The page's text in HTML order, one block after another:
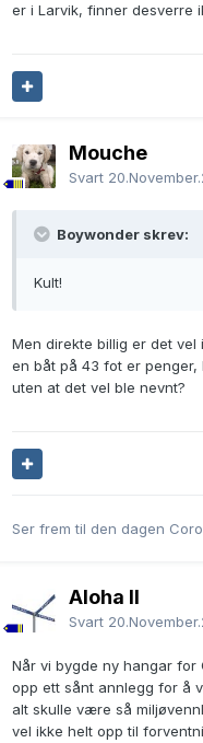
er i Larvik, finner desverre
Mouche
Svart
Boywonder skrev:
Kult!
Men direkte billig er det vel
en båt på 43 fot er penger,
uten at det vel ble nevnt?
Ser frem til den dagen
Aloha II
Svart
Når vi bygde ny hangar for
opp ett sånt annlegg for å
alt skulle være så
vel ikke helt opp til